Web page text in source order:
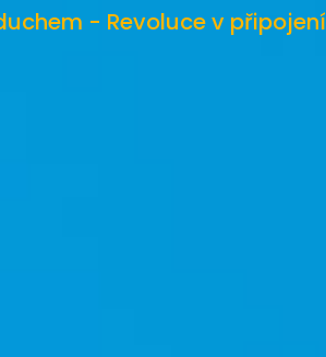
- Revoluce v připojení